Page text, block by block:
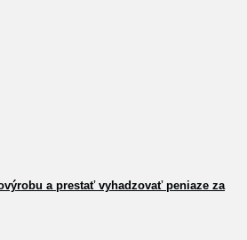
a prestať vyhadzovať peniaze za